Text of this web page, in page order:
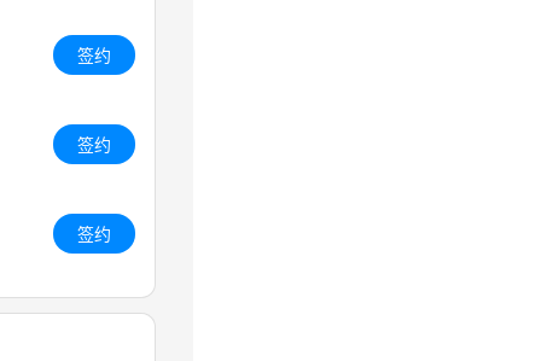
签约
签约
签约